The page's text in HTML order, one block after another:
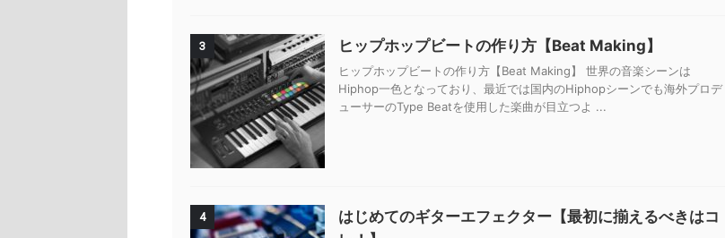
3 ヒップホップビートの作り方【Beat Making】
ヒップホップビートの作り方【Beat Making】 世界の音楽シーンは
Hiphop一色となっており、最近では国内のHiphopシーンでも海外プロデ
ューサーのType Beatを使用した楽曲が目立つよ ...
4
はじめてのギターエフェクター【最初に揃えるべきはコ